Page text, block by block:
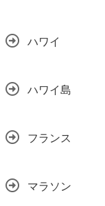
ハワイ
ハワイ島
フランス
マラソン